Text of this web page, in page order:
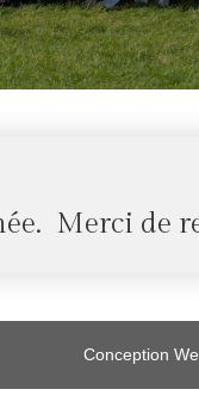
Merci de
Conception